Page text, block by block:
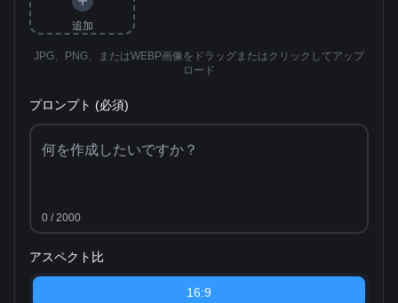
追加
JPG、PNG、またはWEBP画像をドラッグまたはクリックしてアップ
ロード
プロンプト (必須)
0 / 2000
アスペクト比
16:9